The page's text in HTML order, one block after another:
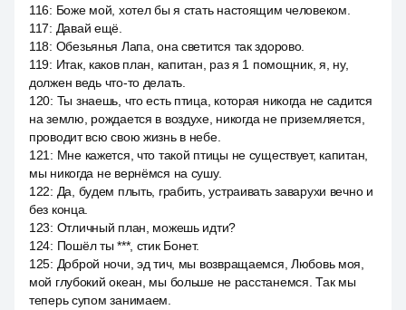
116: Боже мой, хотел бы я стать настоящим человеком.
117: Давай ещё.
118: Обезьянья Лапа, она светится так здорово.
119: Итак, каков план, капитан, раз я 1 помощник, я, ну,
должен ведь что-то делать.
120: Ты знаешь, что есть птица, которая никогда не садится
на землю, рождается в воздухе, никогда не приземляется,
проводит всю свою жизнь в небе.
121 : Мне кажется, что такой птицы не существует, капитан,
мы никогда не вернёмся на сушу.
122: Да, будем плыть, грабить, устраивать заварухи вечно и
без конца.
123: Отличный план, можешь идти?
124: Пошёл ты ***, стик Бонет.
125: Доброй ночи, эд тич, мы возвращаемся, Любовь моя,
мой глубокий океан, мы больше не расстанемся. Так мы
теперь супом занимаем.